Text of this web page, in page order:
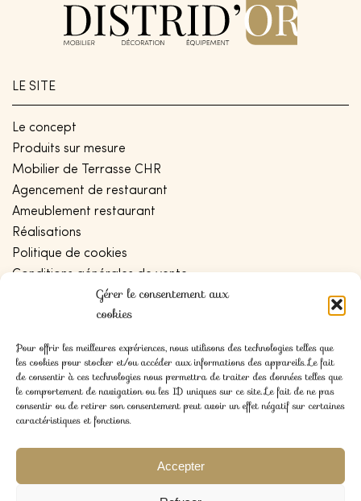
Gérer le consentement aux
cookies
Pour offrir les meilleures expériences, nous utilisons des technologies telles que
les cookies pour stocker et/ou accéder aux informations des appareils. Le fait
de consentir à ces technologies nous permettra de traiter des données telles que
le comportement de navigation ou les ID uniques sur ce site. Le fait de ne pas
consentir ou de retirer son consentement peut avoir un effet négatif sur certaines
caractéristiques et fonctions.
Accepter
LE SITE
Le concept
Produits sur mesure
Mobilier de Terrasse CHR
Agencement de restaurant
Ameublement restaurant
Réalisations
Politique de cookies
Conditions générales de vente
Politique de confidentialité
CONTACT
Blog
Contact
Devis